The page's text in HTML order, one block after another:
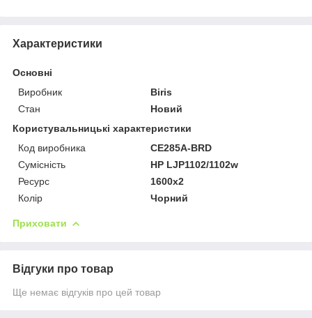
Характеристики
Основні
Виробник
Biris
Стан
Новий
Користувальницькі характеристики
Код виробника
CE285A-BRD
Сумісність
HP LJP1102/1102w
Ресурс
1600х2
Колір
Чорний
Приховати
Відгуки про товар
Ще немає відгуків про цей товар